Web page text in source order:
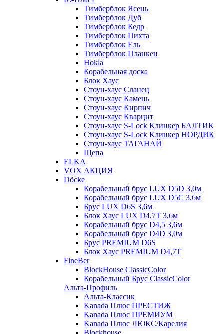
Тимберблок Ясень
Тимберблок Дуб
Тимберблок Кедр
Тимберблок Пихта
Тимберблок Ель
Тимберблок Планкен
Hokla
Корабельная доска
Блок Хаус
Стоун-хаус Сланец
Стоун-хаус Камень
Стоун-хаус Кирпич
Стоун-хаус Кварцит
Стоун-хаус S-Lock Клинкер БАЛТИК
Стоун-хаус S-Lock Клинкер НОРДИК
Стоун-хаус ТАГАНАЙ
Щепа
ELKA
VOX АКЦИЯ
Döcke
Корабельный брус LUX D5D 3,0м
Корабельный брус LUX D5C 3,6м
Брус LUX D6S 3,6м
Блок Хаус LUX D4,7T 3,6м
Корабельный брус D4,5 3,6м
Корабельный брус D4D 3,0м
Брус PREMIUM D6S
Блок Хаус PREMIUM D4,7T
FineBer
BlockHouse ClassicColor
Корабельный Брус ClassicColor
Альта-Профиль
Альта-Классик
Kanada Плюс ПРЕСТИЖ
Kanada Плюс ПРЕМИУМ
Kanada Плюс ЛЮКС/Карелия